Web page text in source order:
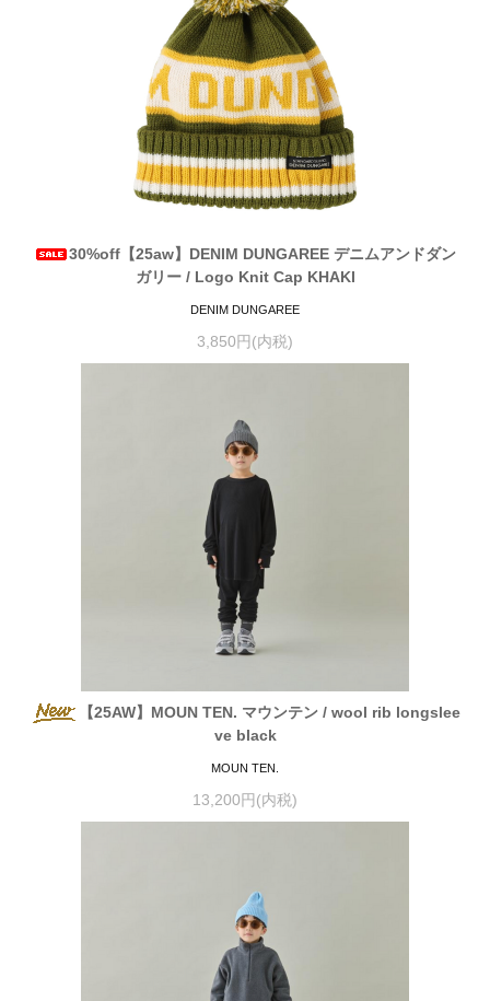
30%off【25aw】DENIM DUNGAREE デニムアンドダン
ガリー / Logo Knit Cap KHAKI
DENIM DUNGAREE
3,850円(内税)
【25AW】MOUN TEN. マウンテン / wool rib longslee
ve black
MOUN TEN.
13,200円(内税)